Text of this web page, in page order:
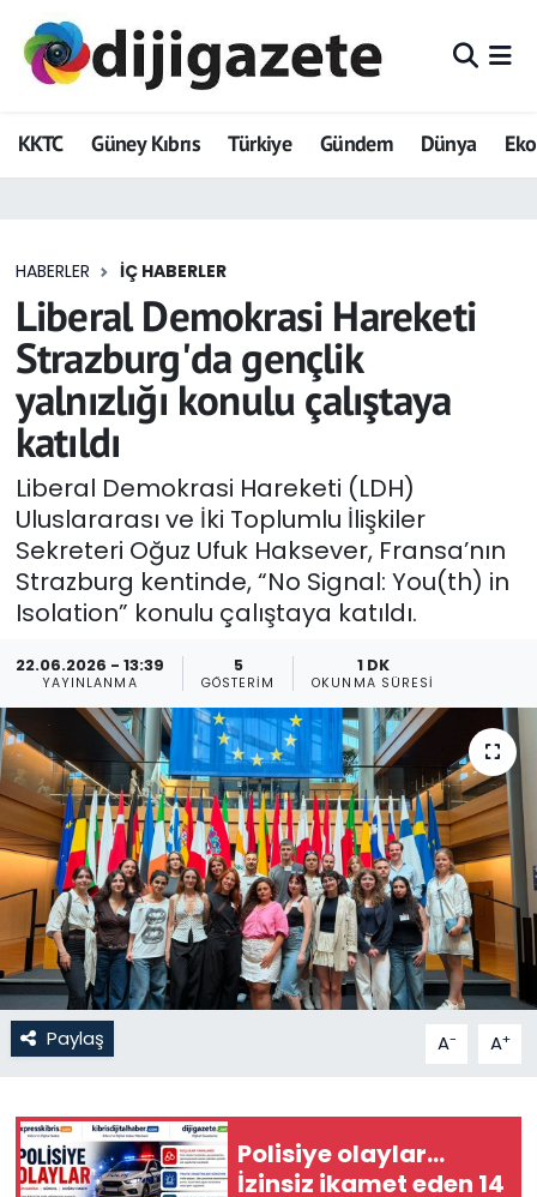
KKTC Güney Kıbrıs Türkiye Gündem Dünya
HABERLER İÇ HABERLER
Liberal Demokrasi Hareketi
Strazburg'da gençlik
yalnızlığı konulu çalıştaya
katıldı
Liberal Demokrasi Hareketi (LDH)
Uluslararası ve İki Toplumlu İlişkiler
Sekreteri Oğuz Ufuk Haksever, Fransa’nın
Strazburg kentinde, “No Signal: You(th) in
Isolation” konulu çalıştaya katıldı.
22.06.2026 - 13:39
YAYINLANMA
5
GÖSTERIM
1 DK
OKUNMA SÜRESI
Paylaş A- A+
Polisiye olaylar…
İzinsiz ikamet eden 14
ADVERTORIAL
Dijigazete
Eğitim
Ekonomi
Foto Galeri
GEZİ
Güncel
Gündem
KKTC YEREL SEÇİM 2018
Kültür Sanat
Magazin
Moda
Nöbetçi Eczaneler
Otomobil Dünyası
Politika
SAĞLIK
Hava Durumu
Trafik Durumu
Tüm Manşetler
Son Dakika Haberleri
Haber Arşivi